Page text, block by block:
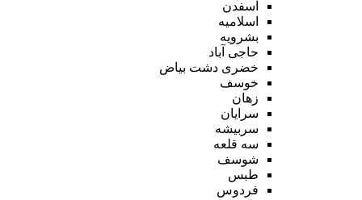
اسفدن
اسلامیه
بشرویه
حاجی آباد
خضری دشت بیاض
خوسف
زهان
سرایان
سربیشه
سه قلعه
شوسف
طبس
فردوس